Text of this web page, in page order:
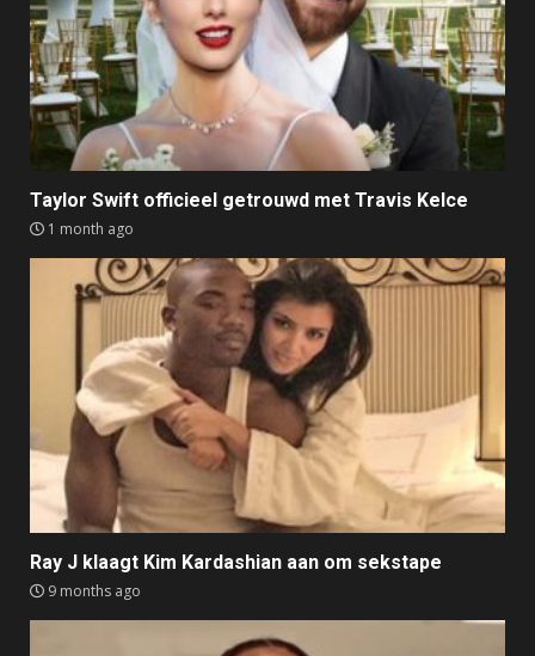
Taylor Swift officieel getrouwd met Travis Kelce
1 month ago
Ray J klaagt Kim Kardashian aan om sekstape
9 months ago